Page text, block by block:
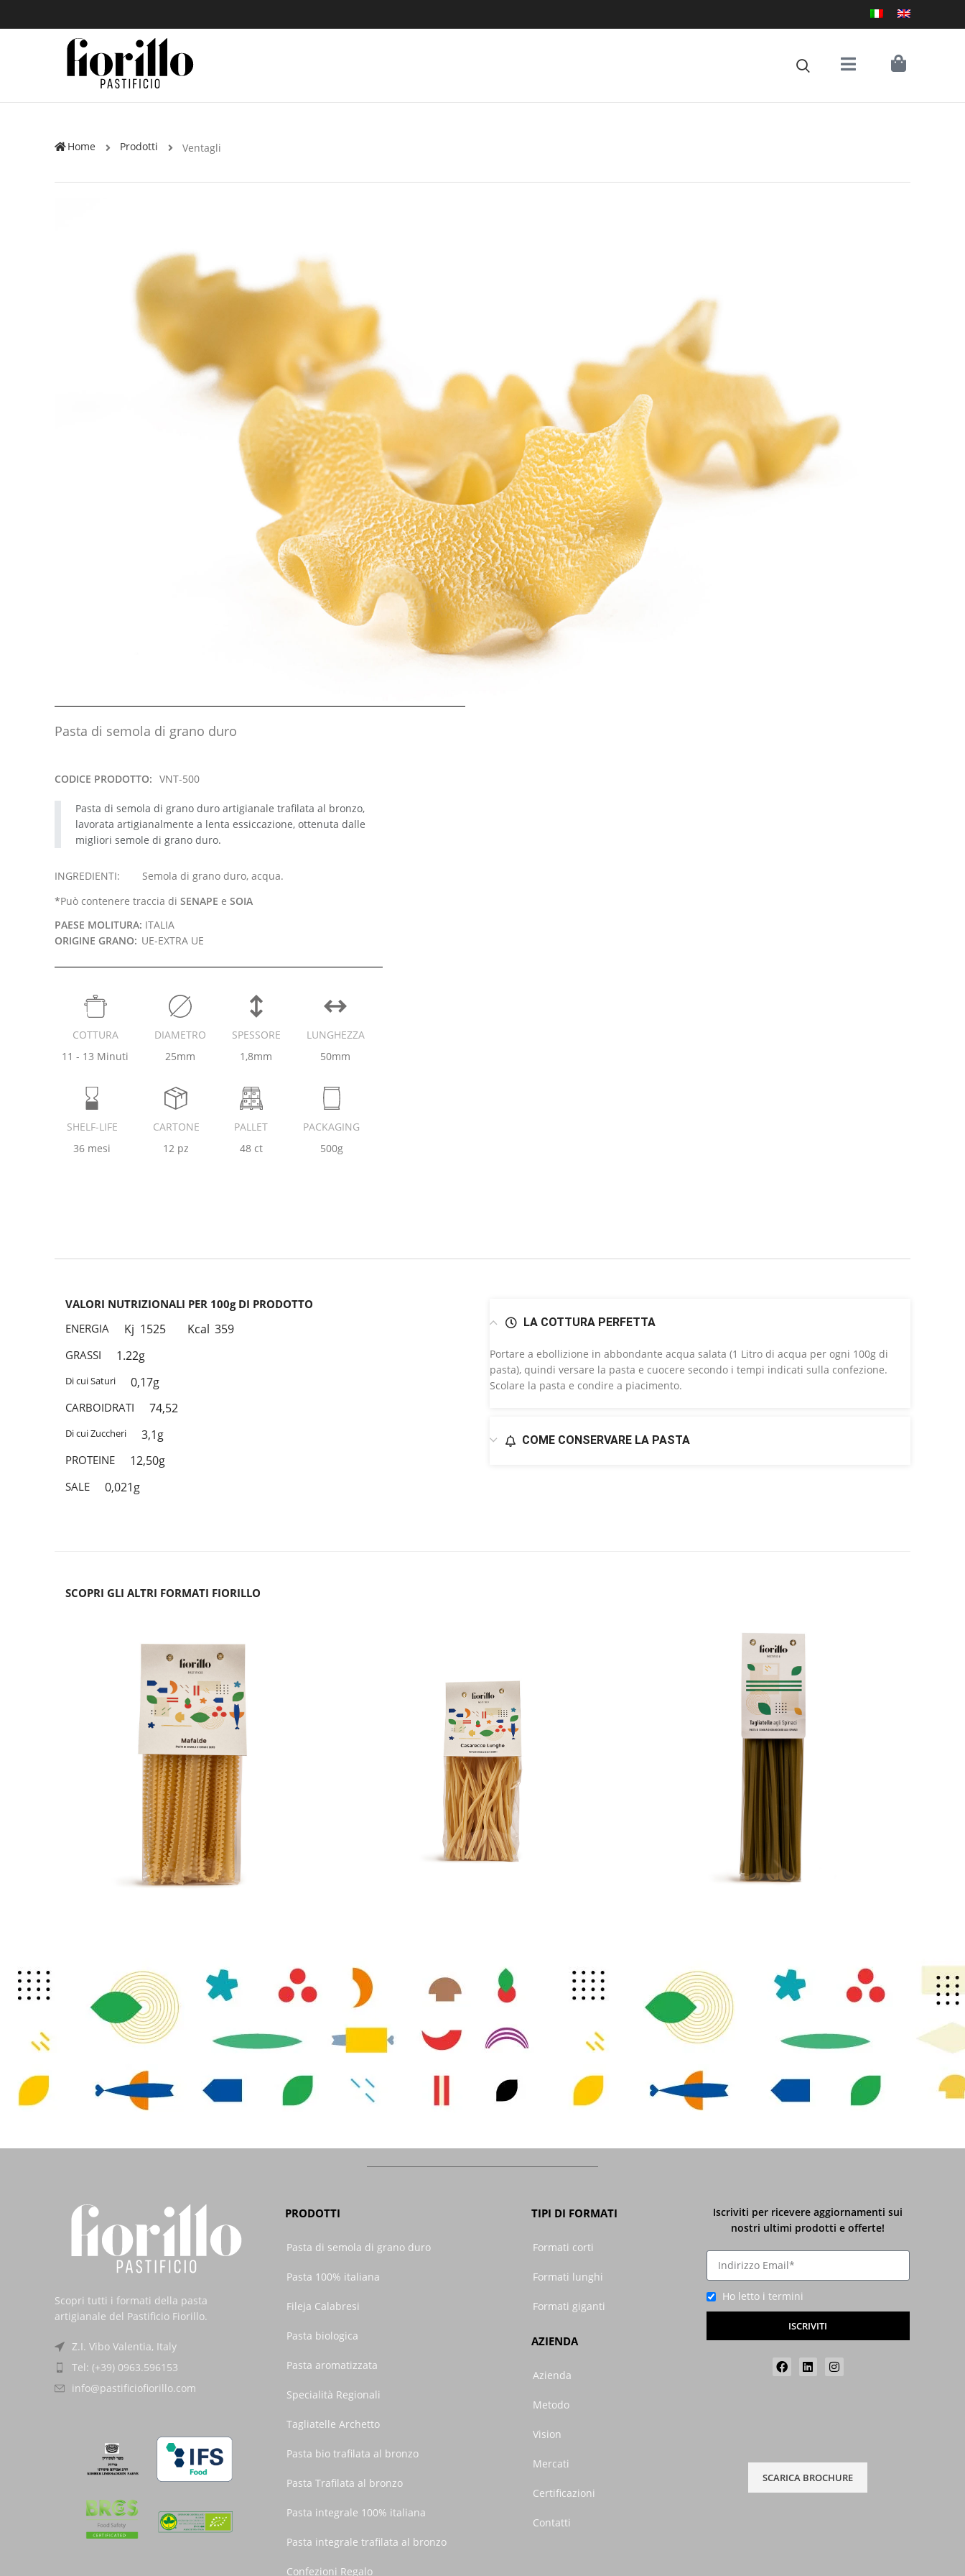
Home Prodotti Ventagli
Pasta di semola di grano duro
CODICE PRODOTTO: VNT-500
Pasta di semola di grano duro artigianale trafilata al bronzo,
lavorata artigianalmente a lenta essiccazione, ottenuta dalle
migliori semole di grano duro.
INGREDIENTI:
Semola di grano duro, acqua.
*Può contenere traccia di SENAPE e SOIA
PAESE MOLITURA: ITALIA
ORIGINE GRANO: UE-EXTRA UE
COTTURA
11 - 13 Minuti
DIAMETRO
25mm
SPESSORE
1,8mm
LUNGHEZZA
50mm
SHELF-LIFE
36 mesi
CARTONE
12 pz
PALLET
48 ct
PACKAGING
500g
VALORI NUTRIZIONALI PER 100g DI PRODOTTO
ENERGIA
Kj 1525 Kcal 359
GRASSI 1.22g
Di cui Saturi 0,17g
CARBOIDRATI 74,52
Di cui Zuccheri 3,1g
PROTEINE 12,50g
SALE 0,021g
LA COTTURA PERFETTA
Portare a ebollizione in abbondante acqua salata (1 Litro di acqua per ogni 100g di
pasta), quindi versare la pasta e cuocere secondo i tempi indicati sulla confezione.
Scolare la pasta e condire a piacimento.
COME CONSERVARE LA PASTA
SCOPRI GLI ALTRI FORMATI FIORILLO
Scopri tutti i formati della pasta
artigianale del Pastificio Fiorillo.
Z.I. Vibo Valentia, Italy
Tel: (+39) 0963.596153
info@pastificiofiorillo.com
PRODOTTI
Pasta di semola di grano duro
Pasta 100% italiana
Fileja Calabresi
Pasta biologica
Pasta aromatizzata
Specialità Regionali
Tagliatelle Archetto
Pasta bio trafilata al bronzo
Pasta Trafilata al bronzo
Pasta integrale 100% italiana
Pasta integrale trafilata al bronzo
Confezioni Regalo
TIPI DI FORMATI
Formati corti
Formati lunghi
Formati giganti
AZIENDA
Azienda
Metodo
Vision
Mercati
Certificazioni
Contatti
Iscriviti per ricevere aggiornamenti sui
nostri ultimi prodotti e offerte!
Ho letto i termini
ISCRIVITI
SCARICA BROCHURE